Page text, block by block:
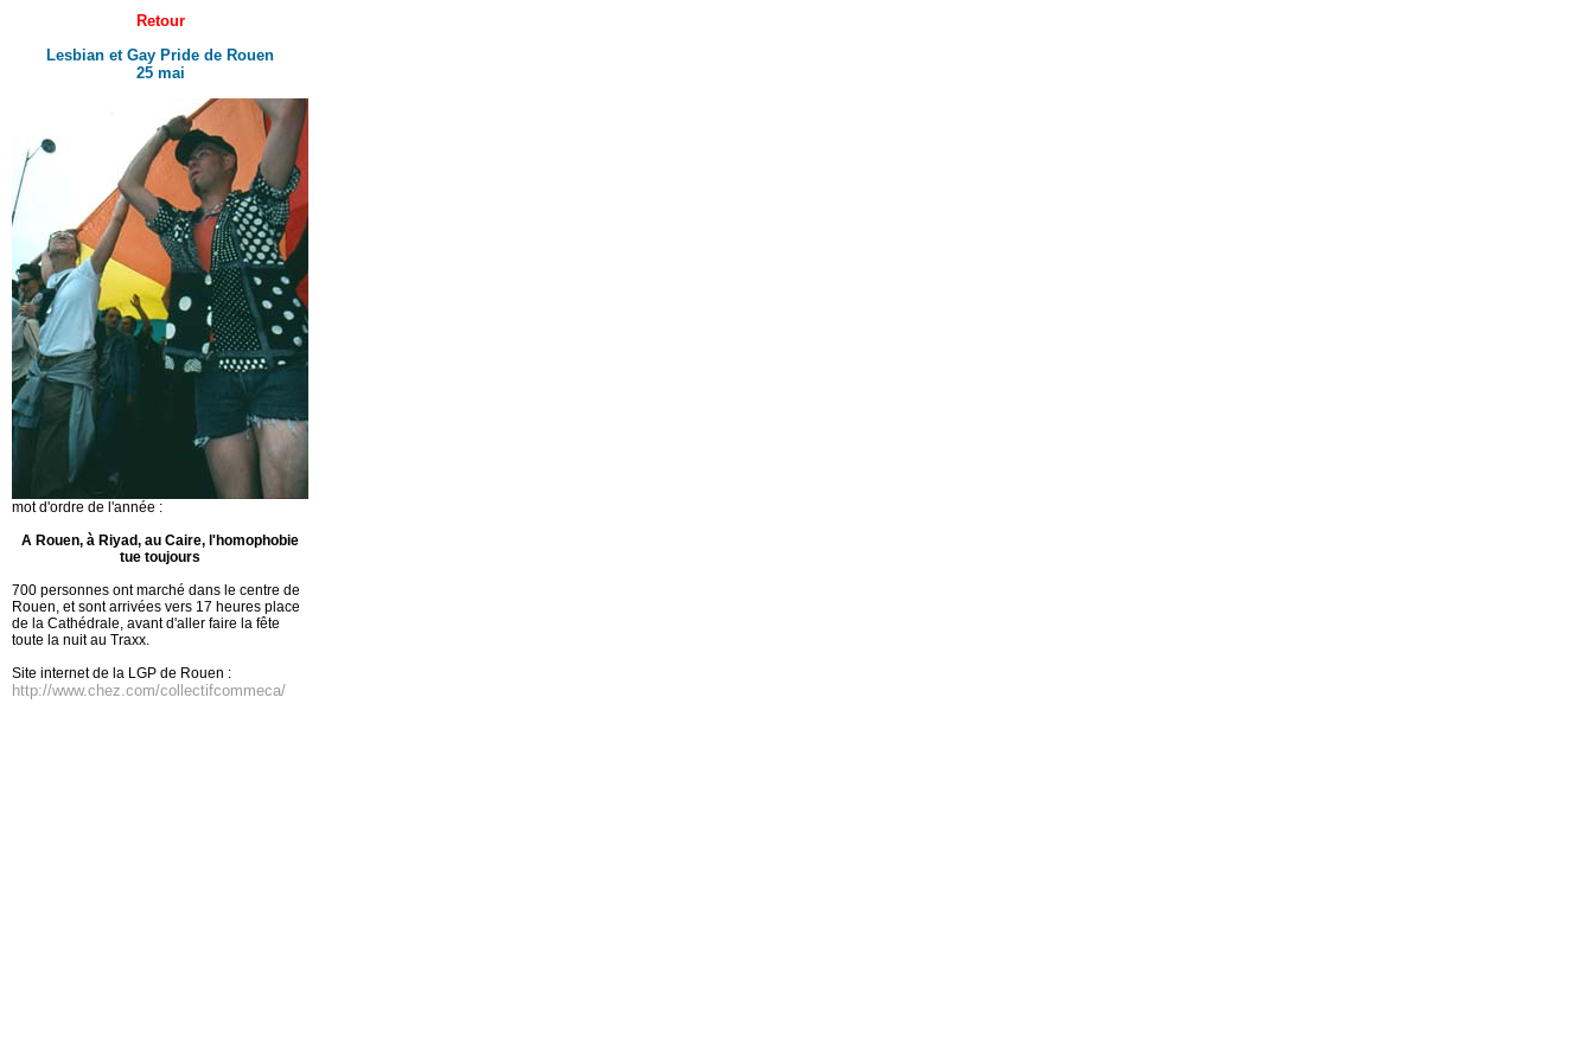
Retour
Lesbian et Gay Pride de Rouen
25 mai
mot d'ordre de l'année :
A Rouen, à Riyad, au Caire, l'homophobie
tue toujours
700 personnes ont marché dans le centre de
Rouen, et sont arrivées vers 17 heures place
de la Cathédrale, avant d'aller faire la fête
toute la nuit au Traxx.
Site internet de la LGP de Rouen :
http://www.chez.com/collectifcommeca/